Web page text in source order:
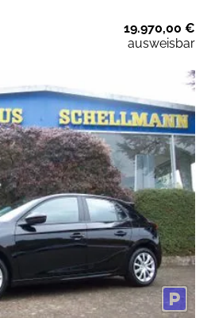
19.970,00 €
ausweisbar